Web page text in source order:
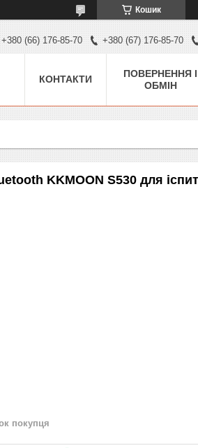
Кошик
+380 (66) 176-85-70 +380 (67) 176-85-70
КОНТАКТИ
ПОВЕРНЕННЯ І
ОБМІН
KKMOON S530 для
покупця